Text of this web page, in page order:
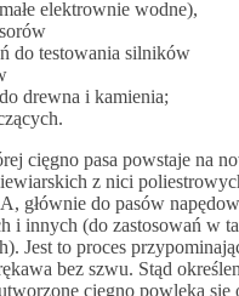
elektrownie wodne),
do testowania silników
drewna i kamienia;
cięgno pasa powstaje na
z nici
głównie do pasów
i innych (do zastosowań w
Jest to proces
bez szwu. Stąd
cięgno powleka się